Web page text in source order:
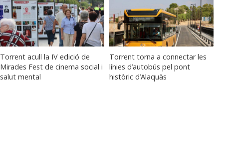
Torrent acull la IV edició de
Mirades Fest de cinema social i
salut mental
Torrent torna a connectar les
línies d’autobús pel pont
històric d’Alaquàs